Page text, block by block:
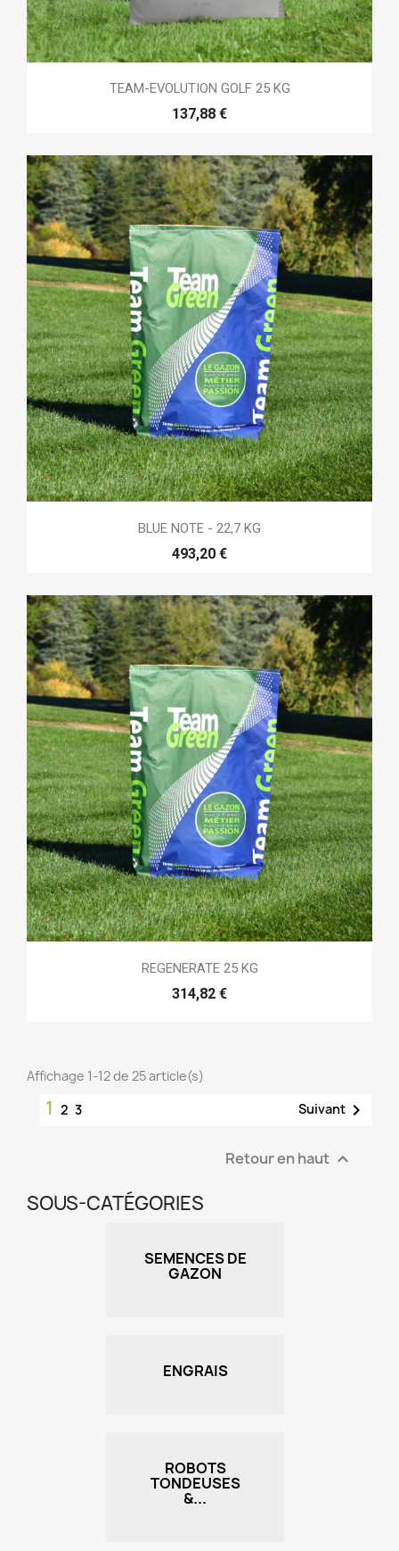
TEAM-EVOLUTION GOLF 25 KG
137,88 €
BLUE NOTE - 22,7 KG
493,20 €
REGENERATE 25 KG
314,82 €
Affichage 1-12 de 25 article(s)
1 2 3 Suivant 
Retour en haut 
SOUS-CATÉGORIES
SEMENCES DE
GAZON
ENGRAIS
ROBOTS
TONDEUSES
&...